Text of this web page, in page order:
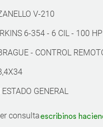
V-210
6-354 - 6 CIL - 100 HP
- CONTROL
GENERAL
consultaescribinos